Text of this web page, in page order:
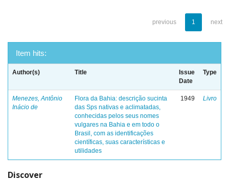
previous 1 next
Item hits:
Author(s) Title
Issue
Date
Type
Menezes, Antônio
Inácio de
Flora da Bahia: descrição sucinta
das Sps nativas e aclimatadas,
conhecidas pelos seus nomes
vulgares na Bahia e em todo o
Brasil, com as identificações
científicas, suas características e
utilidades
1949 Livro
Discover